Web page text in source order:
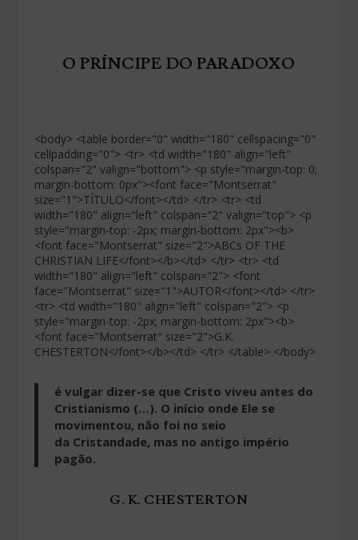
O PRÍNCIPE DO PARADOXO
<body> <table border="0" width="180" cellspacing="0"
cellpadding="0"> <tr> <td width="180" align="left"
colspan="2" valign="bottom"> <p style="margin-top: 0;
margin-bottom: 0px"><font face="Montserrat"
size="1">TÍTULO</font></td> </tr> <tr> <td
width="180" align="left" colspan="2" valign="top"> <p
style="margin-top: -2px; margin-bottom: 2px"><b>
<font face="Montserrat" size="2">ABCs OF THE
CHRISTIAN LIFE</font></b></td> </tr> <tr> <td
width="180" align="left" colspan="2"> <font
face="Montserrat" size="1">AUTOR</font></td> </tr>
<tr> <td width="180" align="left" colspan="2"> <p
style="margin-top: -2px; margin-bottom: 2px"><b>
<font face="Montserrat" size="2">G.K.
CHESTERTON</font></b></td> </tr> </table> </body>
é vulgar dizer-se que Cristo viveu antes do
Cristianismo (…). O início onde Ele se
movimentou, não foi no seio
da Cristandade, mas no antigo império
pagão.
G. K. CHESTERTON